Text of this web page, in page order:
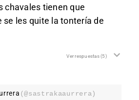
chavales tienen que
se les quite la tontería de
Ver respuestas(5)
(@sastrakaaurrera)